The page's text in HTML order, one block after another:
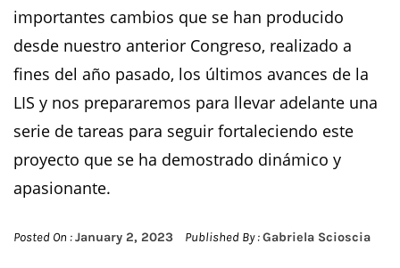
importantes cambios que se han producido
desde nuestro anterior Congreso, realizado a
fines del año pasado, los últimos avances de la
LIS y nos prepararemos para llevar adelante una
serie de tareas para seguir fortaleciendo este
proyecto que se ha demostrado dinámico y
apasionante.
Posted On :January 2, 2023 Published By :Gabriela Scioscia